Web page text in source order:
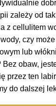
zależy od
z cellulitem
czy
lub
obaw,
przez ten
do dalszej